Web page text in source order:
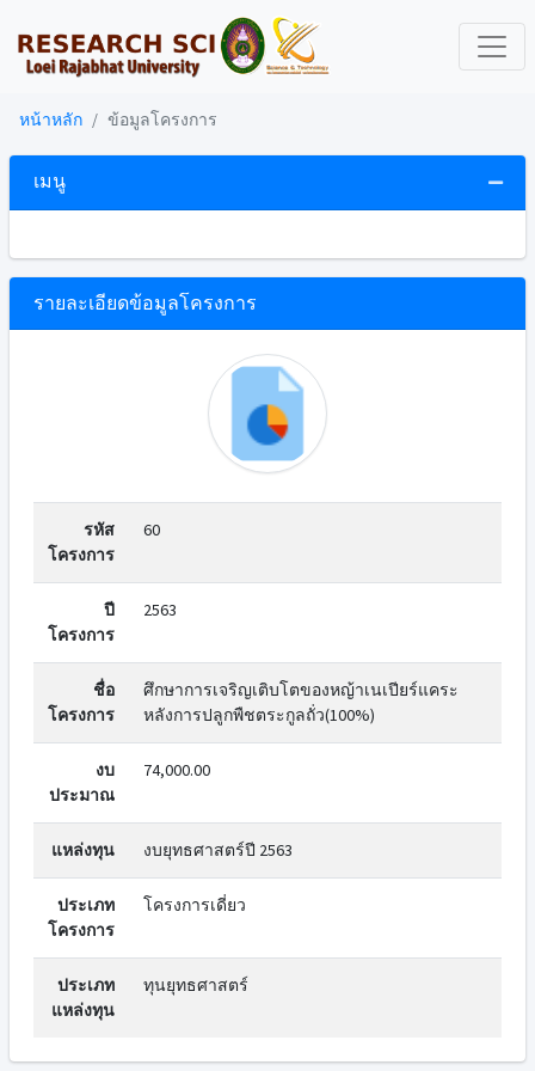
หน้าหลัก ข้อมูลโครงการ
เมนู
รายละเอียดข้อมูลโครงการ
รหัส
โครงการ
60
ปี
โครงการ
2563
ชื่อ
โครงการ
ศึกษาการเจริญเติบโตของหญ้าเนเปียร์แคระ
หลังการปลูกพืชตระกูลถั่ว(100%)
งบ
ประมาณ
74,000.00
แหล่งทุน งบยุทธศาสตร์ปี 2563
ประเภท
โครงการ
โครงการเดี่ยว
ประเภท
แหล่งทุน
ทุนยุทธศาสตร์